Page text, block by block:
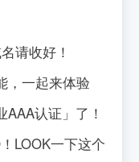
请收好！
，一起来体验
认证」了！
LOOK一下这个